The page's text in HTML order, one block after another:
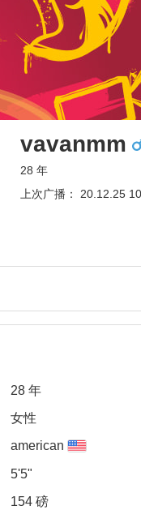
vavanmm
28 年
上次广播： 20.12.25
28 年
女性
american
5'5"
154 磅